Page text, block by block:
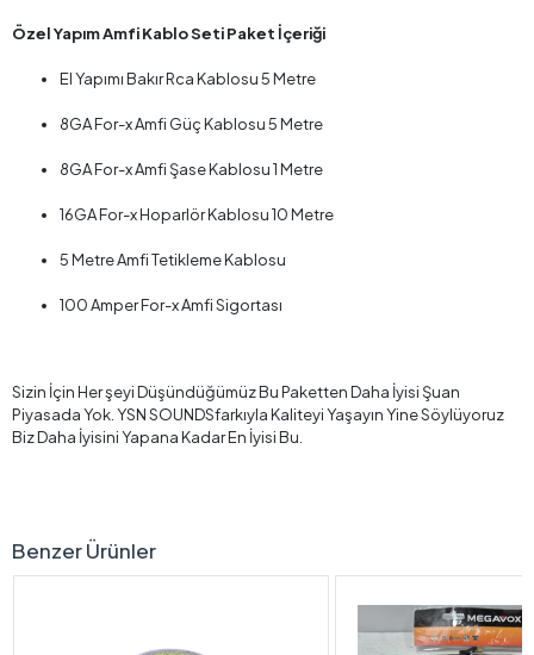
Özel Yapım Amfi Kablo Seti Paket İçeriği
El Yapımı Bakır Rca Kablosu 5 Metre
8GA For-x Amfi Güç Kablosu 5 Metre
8GA For-x Amfi Şase Kablosu 1 Metre
16GA For-x Hoparlör Kablosu 10 Metre
5 Metre Amfi Tetikleme Kablosu
100 Amper For-x Amfi Sigortası
Sizin İçin Her şeyi Düşündüğümüz Bu Paketten Daha İyisi Şuan
Piyasada Yok. YSN SOUNDSfarkıyla Kaliteyi Yaşayın Yine Söylüyoruz
Biz Daha İyisini Yapana Kadar En İyisi Bu.
Benzer Ürünler